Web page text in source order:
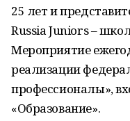
25 лет и
Russia Juniors –
Мероприятие
реализации
профессионалы»,
«Образование».